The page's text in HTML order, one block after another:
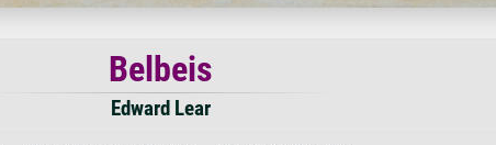
Belbeis
Edward Lear